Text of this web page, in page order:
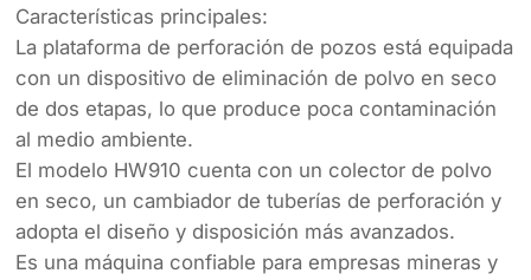
Características principales:
La plataforma de perforación de pozos está equipada
con un dispositivo de eliminación de polvo en seco
de dos etapas, lo que produce poca contaminación
al medio ambiente.
El modelo HW910 cuenta con un colector de polvo
en seco, un cambiador de tuberías de perforación y
adopta el diseño y disposición más avanzados.
Es una máquina confiable para empresas mineras y